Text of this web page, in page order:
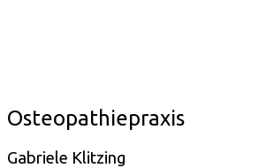
Osteopathiepraxis
Gabriele Klitzing